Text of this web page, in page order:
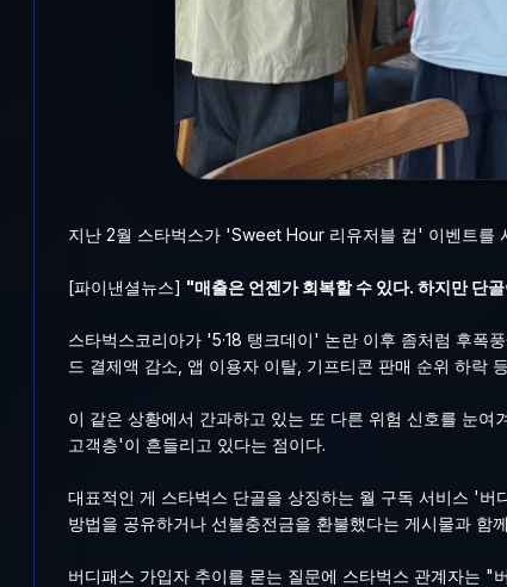
지난 2월 스타벅스가 'Sweet Hour 리유저블 컵' 이벤트를
[파이낸셜뉴스] "매출은 언젠가 회복할 수 있다. 하지만 단
스타벅스코리아가 '5·18 탱크데이' 논란 이후 좀처럼 후폭
드 결제액 감소, 앱 이용자 이탈, 기프티콘 판매 순위 하락
이 같은 상황에서 간과하고 있는 또 다른 위험 신호를 눈
고객층'이 흔들리고 있다는 점이다.
대표적인 게 스타벅스 단골을 상징하는 월 구독 서비스 '
방법을 공유하거나 선불충전금을 환불했다는 게시물과 함
버디패스 가입자 추이를 묻는 질문에 스타벅스 관계자는